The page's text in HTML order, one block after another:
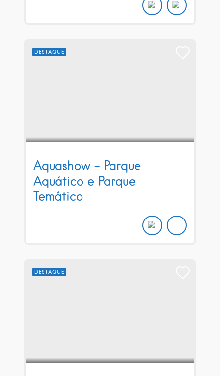
DESTAQUE
Aquashow – Parque
Aquático e Parque
Temático
DESTAQUE